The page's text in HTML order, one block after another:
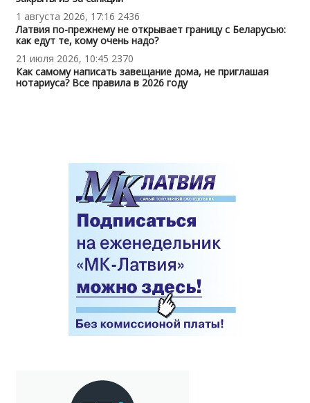
1 августа 2026, 17:16 2436
Латвия по-прежнему не открывает границу с Беларусью:
как едут те, кому очень надо?
21 июля 2026, 10:45 2370
Как самому написать завещание дома, не приглашая
нотариуса? Все правила в 2026 году